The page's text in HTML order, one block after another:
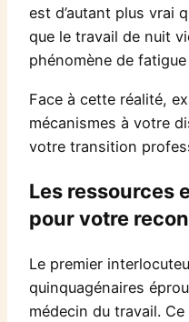
est d’autant plus vrai
que le travail de nuit
phénomène de
Face à cette réalité,
mécanismes à votre
votre transition
Les ressources
pour votre
Le premier
quinquagénaires
médecin du travail.